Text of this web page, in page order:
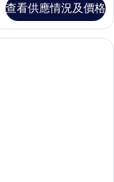
查看供應情況及價格
, 按摩浴缸 | 防敏寢具、迷